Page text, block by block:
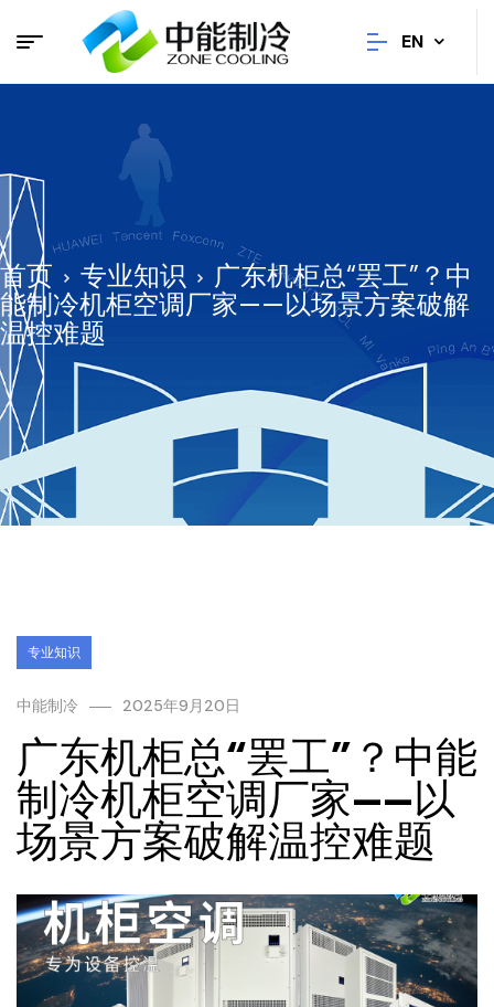
EN
首页 专业知识
广东机柜总“罢工”？中
能制冷机柜空调厂家——以场景方案破解
温控难题
专业知识
中能制冷 2025年9月20日
广东机柜总“罢工”？中能
制冷机柜空调厂家——以
场景方案破解温控难题